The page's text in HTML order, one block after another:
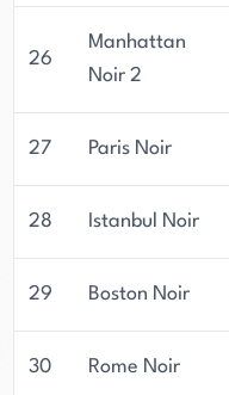
26
Manhattan
Noir 2
27 Paris Noir
28 Istanbul Noir
29 Boston Noir
30 Rome Noir